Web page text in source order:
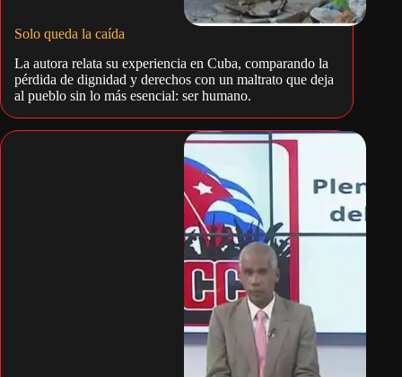
Solo queda la caída
La autora relata su experiencia en Cuba, comparando la
pérdida de dignidad y derechos con un maltrato que deja
al pueblo sin lo más esencial: ser humano.